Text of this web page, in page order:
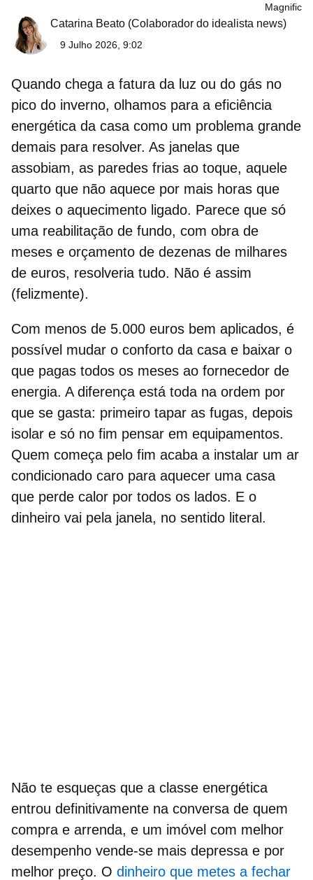
Magnific
Catarina Beato (Colaborador do idealista news)
9 Julho 2026, 9:02
Quando chega a fatura da luz ou do gás no
pico do inverno, olhamos para a eficiência
energética da casa como um problema grande
demais para resolver. As janelas que
assobiam, as paredes frias ao toque, aquele
quarto que não aquece por mais horas que
deixes o aquecimento ligado. Parece que só
uma reabilitação de fundo, com obra de
meses e orçamento de dezenas de milhares
de euros, resolveria tudo. Não é assim
(felizmente).
Com menos de 5.000 euros bem aplicados, é
possível mudar o conforto da casa e baixar o
que pagas todos os meses ao fornecedor de
energia. A diferença está toda na ordem por
que se gasta: primeiro tapar as fugas, depois
isolar e só no fim pensar em equipamentos.
Quem começa pelo fim acaba a instalar um ar
condicionado caro para aquecer uma casa
que perde calor por todos os lados. E o
dinheiro vai pela janela, no sentido literal.
Não te esqueças que a classe energética
entrou definitivamente na conversa de quem
compra e arrenda, e um imóvel com melhor
desempenho vende-se mais depressa e por
melhor preço. O dinheiro que metes a fechar